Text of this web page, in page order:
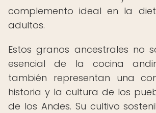
complemento ideal en la
adultos.
Estos granos ancestrales no
esencial de la cocina
también representan una
historia y la cultura de los
de los Andes. Su cultivo